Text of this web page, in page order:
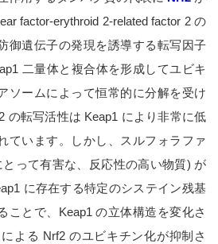
factor-erythroid 2-related factor 2 の
御遺伝子の発現を誘導する転写因子
二量体と複合体を形成してユビキ
ソームによって恒常的に分解を受け
の転写活性は Keap1 により非常に低
ています。しかし、スルフォラファ
って有害な、反応性の高い物質) が
に存在する特定のシステイン残基
ことで、Keap1 の立体構造を変化さ
よる Nrf2 のユビキチン化が抑制さ